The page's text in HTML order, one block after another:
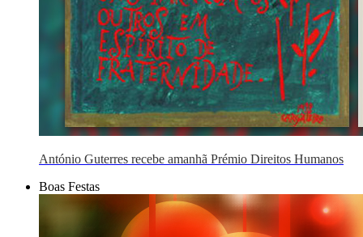
António Guterres recebe amanhã Prémio Direitos Humanos
Boas Festas